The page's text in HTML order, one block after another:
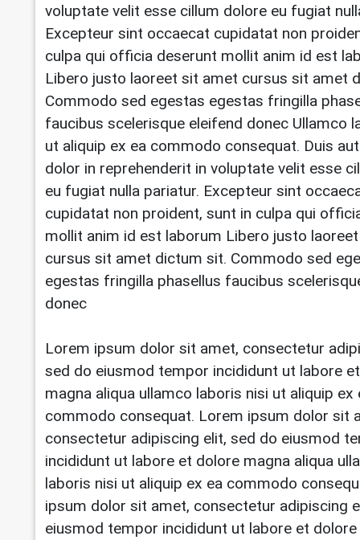
voluptate velit esse cillum dolore eu fugiat
Excepteur sint occaecat cupidatat non
culpa qui officia deserunt mollit anim id est
Libero justo laoreet sit amet cursus sit amet
Commodo sed egestas egestas fringilla
faucibus scelerisque eleifend donec Ullamco
ut aliquip ex ea commodo consequat. Duis
dolor in reprehenderit in voluptate velit esse
eu fugiat nulla pariatur. Excepteur sint
cupidatat non proident, sunt in culpa qui
mollit anim id est laborum Libero justo
cursus sit amet dictum sit. Commodo sed
egestas fringilla phasellus faucibus
donec
Lorem ipsum dolor sit amet, consectetur
sed do eiusmod tempor incididunt ut labore
magna aliqua ullamco laboris nisi ut aliquip ex
commodo consequat. Lorem ipsum dolor sit
consectetur adipiscing elit, sed do eiusmod
incididunt ut labore et dolore magna aliqua
laboris nisi ut aliquip ex ea commodo
ipsum dolor sit amet, consectetur adipiscing
eiusmod tempor incididunt ut labore et